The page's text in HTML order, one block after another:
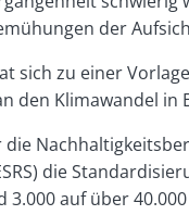
der
sich zu einer
den Klimawandel
die
3.000 auf über